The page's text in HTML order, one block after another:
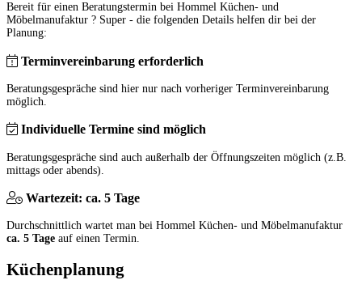
Bereit für einen Beratungstermin bei Hommel Küchen- und
Möbelmanufaktur ? Super - die folgenden Details helfen dir bei der
Planung:
Terminvereinbarung erforderlich
Beratungsgespräche sind hier nur nach vorheriger Terminvereinbarung
möglich.
Individuelle Termine sind möglich
Beratungsgespräche sind auch außerhalb der Öffnungszeiten möglich (z.B.
mittags oder abends).
Wartezeit: ca. 5 Tage
Durchschnittlich wartet man bei Hommel Küchen- und Möbelmanufaktur
ca. 5 Tage auf einen Termin.
Küchenplanung